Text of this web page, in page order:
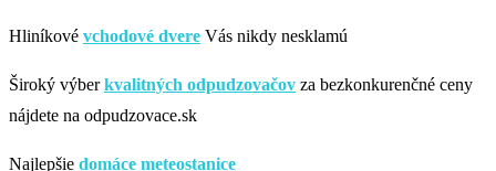
Hliníkové vchodové dvere Vás nikdy nesklamú
Široký výberkvalitných odpudzovačov za bezkonkurenčné ceny
nájdete na odpudzovace.sk
Najlepšie domáce meteostanice